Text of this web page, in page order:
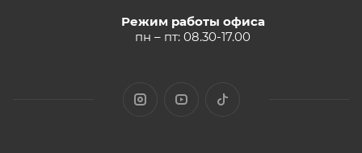
Режим работы офиса
пн – пт: 08.30-17.00